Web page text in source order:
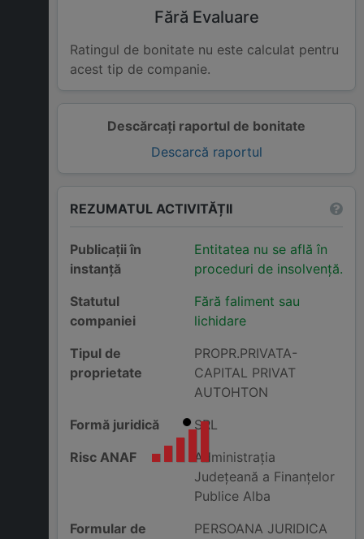
Descărcați raportul de bonitate
Descarcă raportul
Fără Evaluare
Ratingul de bonitate nu este calculat pentru
acest tip de companie.
REZUMATUL ACTIVITĂȚII
Publicații în
instanță
Entitatea nu se află în
proceduri de insolvență.
Statutul
companiei
Fără faliment sau
lichidare
Tipul de
proprietate
PROPR.PRIVATA-
CAPITAL PRIVAT
AUTOHTON
Formă juridică
SRL
Risc ANAF
Administraţia
Judeţeană a Finanţelor
Publice Alba
Formular de
PERSOANA JURIDICA